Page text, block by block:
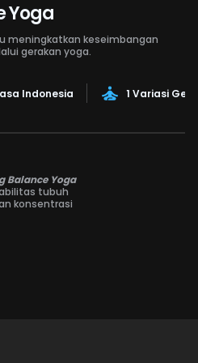
Yoga
meningkatkan keseimbangan
gerakan yoga.
Indonesia 1 Variasi
Balance Yoga
tubuh
konsentrasi